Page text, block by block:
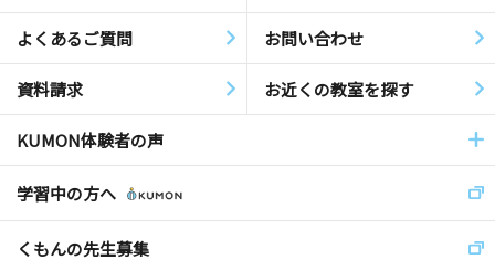
よくあるご質問 お問い合わせ
資料請求 お近くの教室を探す
KUMON体験者の声
学習中の方へ
くもんの先生募集